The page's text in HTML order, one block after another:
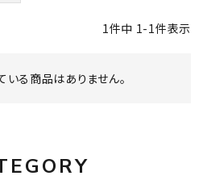
1件中 1-1件表示
いる商品はありません。